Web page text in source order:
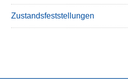
Zustandsfeststellungen